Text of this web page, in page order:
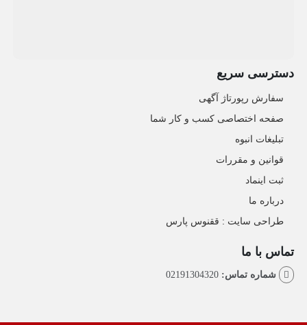
دسترسی سریع
سفارش رپورتاژ آگهی
صفحه اختصاصی کسب و کار شما
تبلیغات انبوه
قوانین و مقررات
ثبت اینماد
درباره ما
طراحی سایت : ققنوس پارس
تماس با ما
شماره تماس:02191304320